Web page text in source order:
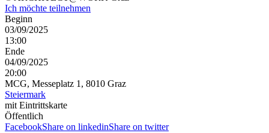
Ich möchte teilnehmen
Beginn
03/09/2025
13:00
Ende
04/09/2025
20:00
MCG, Messeplatz 1, 8010 Graz
Steiermark
mit Eintrittskarte
Öffentlich
FacebookShare on linkedinShare on twitter